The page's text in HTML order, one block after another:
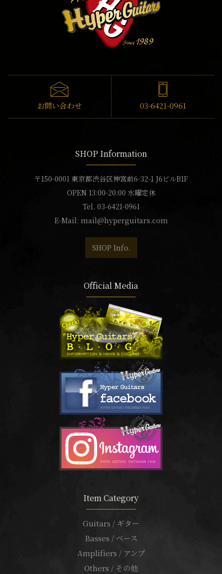
お問い合わせ 03-6421-0961
SHOP Information
〒150-0001 東京都渋谷区神宮前6-32-1 J6ビルB1F
OPEN 13:00-20:00 水曜定休
Tel. 03-6421-0961
E-Mail: mail@hyperguitars.com
SHOP Info.
Official Media
Item Category
Guitars / ギター
Basses / ベース
Amplifiers / アンプ
Others / その他